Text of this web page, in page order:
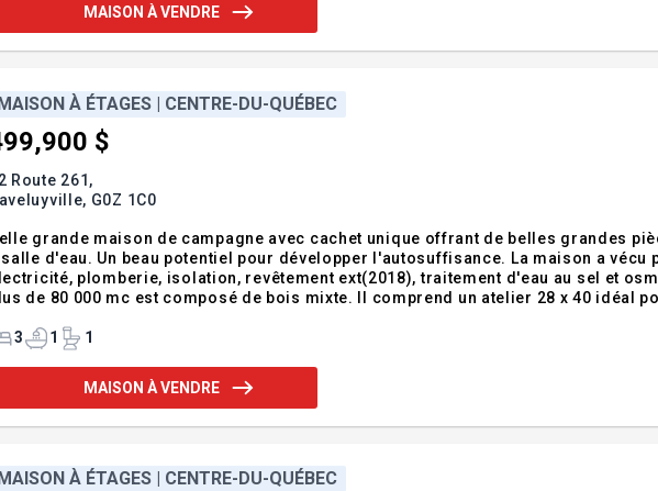
MAISON À VENDRE
À ÉTAGES | CENTRE-DU-QUÉBEC
$
Route 261,
G0Z 1C0
grande maison de campagne avec cachet unique offrant de belles grandes
salle d'eau. Un beau potentiel pour développer l'autosuffisance. La maison a
plomberie, isolation, revêtement ext(2018), traitement d'eau au sel et
de 80 000 mc est composé de bois mixte. Il comprend un atelier 28 x 40 idéal
(ortie,
3 1 1
MAISON À VENDRE
MAISON À ÉTAGES | CENTRE-DU-QUÉBEC